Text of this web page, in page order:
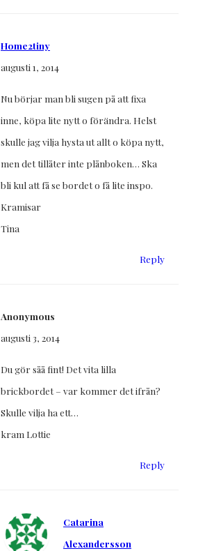
Home2tiny
augusti 1, 2014
Nu börjar man bli sugen på att fixa
inne, köpa lite nytt o förändra. Helst
skulle jag vilja hysta ut allt o köpa nytt,
men det tillåter inte plånboken… Ska
bli kul att få se bordet o få lite inspo.
Kramisar
Tina
Reply
Anonymous
augusti 3, 2014
Du gör såå fint! Det vita lilla
brickbordet – var kommer det ifrån?
Skulle vilja ha ett…
kram Lottie
Reply
Catarina
Alexandersson